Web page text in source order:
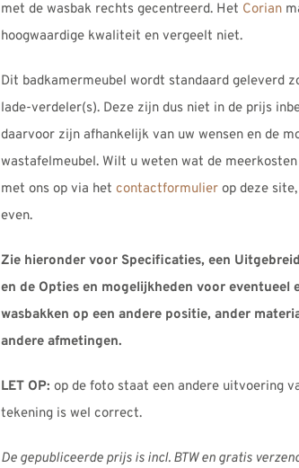
met de wasbak rechts gecentreerd. Het Corian
hoogwaardige kwaliteit en vergeelt niet.
Dit badkamermeubel wordt standaard geleverd
lade-verdeler(s). Deze zijn dus niet in de prijs
daarvoor zijn afhankelijk van uw wensen en de
wastafelmeubel. Wilt u weten wat de
met ons op via het contactformulier op deze
even.
Zie hieronder voor Specificaties, een
en de Opties en mogelijkheden voor eventueel
wasbakken op een andere positie, ander
andere afmetingen.
LET OP: op de foto staat een andere uitvoering
tekening is wel correct.
De gepubliceerde prijs is incl. BTW en gratis